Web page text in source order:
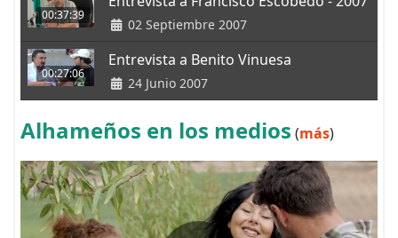
00:37:39
02 Septiembre 2007
00:27:06
Entrevista a Benito Vinuesa
24 Junio 2007
Alhameños en los medios (más)